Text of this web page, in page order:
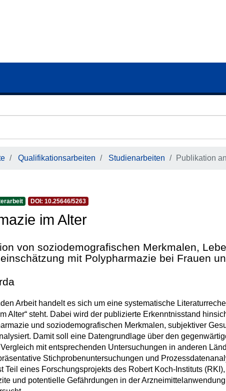
Qualifikationsarbeiten Studienarbeiten Publikation
DOI: 10.25646/5263
im Alter
von soziodemografischen Merkmalen,
mit Polypharmazie bei Frauen
Arbeit handelt es sich um eine systematische
Alter“ steht. Dabei wird der publizierte Erkenntnisstand
und soziodemografischen Merkmalen, subjektiver
Damit soll eine Datengrundlage über den
mit entsprechenden Untersuchungen in anderen
Stichprobenuntersuchungen und
Teil eines Forschungsprojekts des Robert Koch-Instituts
und potentielle Gefährdungen in der